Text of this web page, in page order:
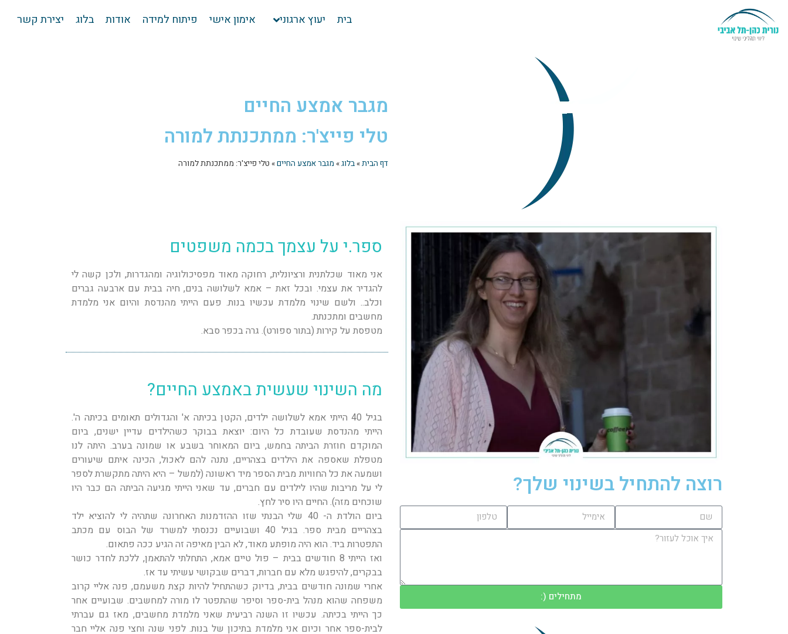
בית יעוץ ארגוני אימון אישי פיתוח למידה אודות בלוג יצירת קשר
מגבר אמצע החיים
טלי פייצ'ר: ממתכנתת למורה
דף הבית»בלוג» מגבר אמצע החיים» טלי פייצ'ר: ממתכנתת למורה
רוצה להתחיל בשינוי שלך?
מתחילים (:
ספר.י על עצמך בכמה משפטים
אני מאוד שכלתנית ורציונלית, רחוקה מאוד מפסיכולוגיה ומהגדרות, ולכן קשה לי
להגדיר את עצמי. ובכל זאת – אמא לשלושה בנים, חיה בבית עם ארבעה גברים
וכלב.. ולשם שינוי מלמדת עכשיו בנות. פעם הייתי מהנדסת והיום אני מלמדת
מחשבים ומתכנתת.
מטפסת על קירות (בתור ספורט). גרה בכפר סבא.
מה השינוי שעשית באמצע החיים?
בגיל 40 הייתי אמא לשלושה ילדים, הקטן בכיתה א' והגדולים תאומים בכיתה ה'.
הייתי מהנדסת שעובדת כל היום: יוצאת בבוקר כשהילדים עדיין ישנים, ביום
המוקדם חוזרת הביתה בחמש, ביום המאוחר בשבע או שמונה בערב. היתה לנו
מטפלת שאספה את הילדים בצהריים, נתנה להם לאכול, הכינה איתם שיעורים
ושמעה את כל החוויות מבית הספר מיד ראשונה (למשל – היא היתה מתקשרת לספר
לי על מריבות שהיו לילדים עם חברים, עד שאני הייתי מגיעה הביתה הם כבר היו
שוכחים מזה). החיים היו סיר לחץ.
ביום הולדת ה- 40 שלי הבנתי שזו ההזדמנות האחרונה שתהיה לי להוציא ילד
בצהריים מבית ספר. בגיל 40 ושבועיים נכנסתי למשרד של הבוס עם מכתב
התפטרות ביד. הוא היה מופתע מאוד, לא הבין מאיפה זה הגיע ככה פתאום.
ואז הייתי 8 חודשים בבית – פול טיים אמא, התחלתי להתאמן, ללכת לחדר כושר
בבקרים, להיפגש מלא עם חברות, דברים שבקושי עשיתי עד אז.
אחרי שמונה חודשים בבית, בדיוק כשהתחיל להיות קצת משעמם, פנה אליי קרוב
משפחה שהוא מנהל בית-ספר וסיפר שהתפטר לו מורה למחשבים. שבועיים אחר
כך הייתי בכיתה. עכשיו זו השנה רביעית שאני מלמדת מחשבים, מאז גם עברתי
לבית-ספר אחר וכיום אני מלמדת בתיכון של בנות. לפני שנה וחצי פנה אליי חבר